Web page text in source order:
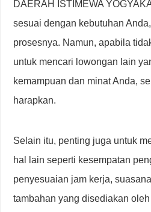
DAERAH ISTIMEWA
sesuai dengan kebutuhan
prosesnya. Namun, apabila
untuk mencari lowongan lain
kemampuan dan minat Anda,
harapkan.
Selain itu, penting juga untuk
hal lain seperti kesempatan
penyesuaian jam kerja,
tambahan yang disediakan